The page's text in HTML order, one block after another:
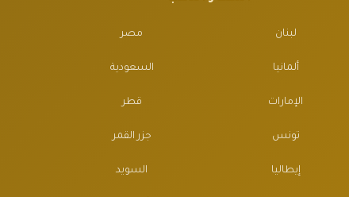
لبنان مصر
ألمانيا السعودية
الإمارات قطر
تونس جزر القمر
إيطاليا السويد